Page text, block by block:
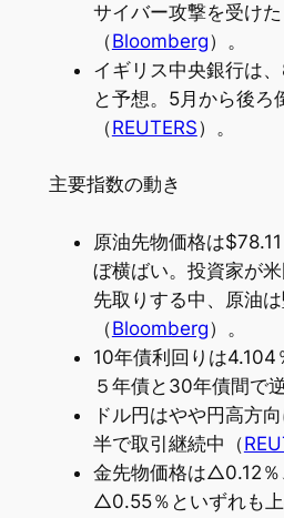
サイバー攻撃を受け
（Bloomberg）。
イギリス中央銀行は
と予想。5月から後ろ
（REUTERS）。
主要指数の動き
原油先物価格は
ぼ横ばい。投資家が
先取りする中、原油
（Bloomberg）。
10年債利回りは4.104
５年債と30年債間で
ドル円はやや円高方
半で取引継続中（
金先物価格は△0.12％
△0.55％といずれも